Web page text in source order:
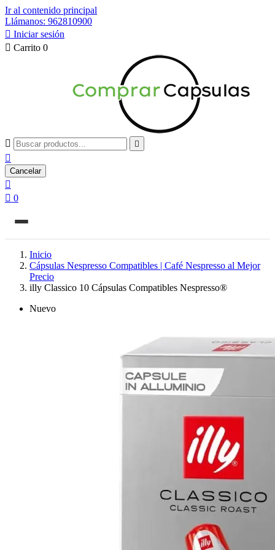
Ir al contenido principal
Llámanos: 962810900
 Iniciar sesión
 Carrito 0
 

Cancelar

 0
Inicio
Cápsulas Nespresso Compatibles | Café Nespresso al Mejor
Precio
illy Classico 10 Cápsulas Compatibles Nespresso®
Nuevo